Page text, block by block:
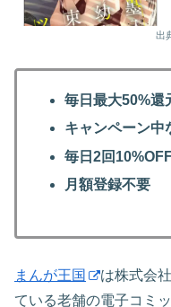
出
毎日最大50%還
キャンペーン中
毎日2回
月額登録不要
まんが王国
は株式会
ている老舗の電子コミ